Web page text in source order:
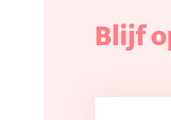
Blijf